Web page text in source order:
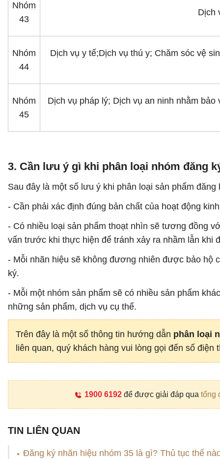
Nhóm
43
Dịch
Nhóm
44
Dịch vụ y tế;Dịch vụ thú y; Chăm sóc vệ
Nhóm
45
Dịch vụ pháp lý; Dịch vụ an ninh nhằm
3. Cần lưu ý gì khi phân loại nhóm đăng
Sau đây là một số lưu ý khi phân loại sản phẩm đăng
- Cần phải xác định đúng bản chất của hoạt động
- Có nhiều loại sản phẩm thoạt nhìn sẽ tương đồng
vấn trước khi thực hiện để tránh xảy ra nhầm lẫn khi
- Mỗi nhãn hiệu sẽ không đương nhiên được bảo hộ
ký.
- Mỗi một nhóm sản phẩm sẽ có nhiều sản phẩm
những sản phẩm, dịch vụ cụ thể.
Trên đây là một số thông tin hướng dẫn phân loại
liên quan, quý khách hàng vui lòng gọi đến số điện
1900 6192để được giải đáp qua tổng
TIN LIÊN QUAN
Đăng ký nhãn hiệu nhóm 35 là gì? Thủ tục thế